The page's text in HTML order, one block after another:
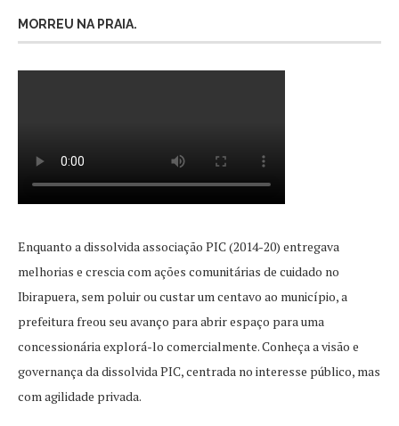
MORREU NA PRAIA.
Enquanto a dissolvida associação PIC (2014-20) entregava
melhorias e crescia com ações comunitárias de cuidado no
Ibirapuera, sem poluir ou custar um centavo ao município, a
prefeitura freou seu avanço para abrir espaço para uma
concessionária explorá-lo comercialmente. Conheça a visão e
governança da dissolvida PIC, centrada no interesse público, mas
com agilidade privada.